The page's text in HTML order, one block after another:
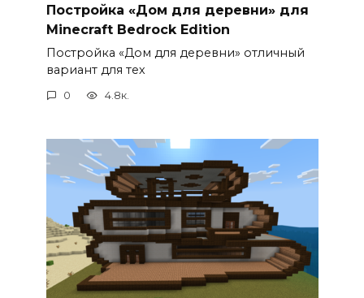
Постройка «Дом для деревни» для
Minecraft Bedrock Edition
Постройка «Дом для деревни» отличный
вариант для тех
0 4.8к.